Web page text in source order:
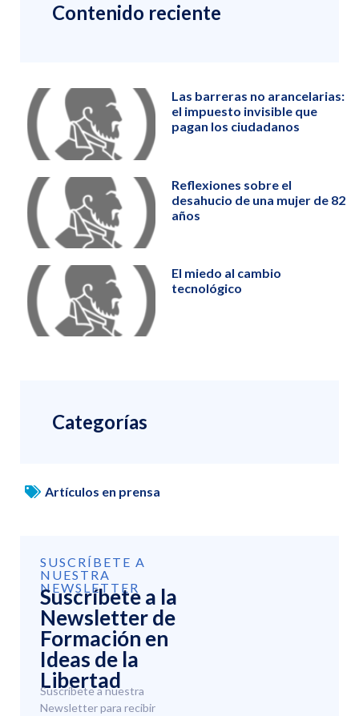
Contenido reciente
Las barreras no arancelarias:
el impuesto invisible que
pagan los ciudadanos
Reflexiones sobre el
desahucio de una mujer de 82
años
El miedo al cambio
tecnológico
Categorías
Artículos en prensa
SUSCRÍBETE A
NUESTRA
NEWSLETTER
Suscríbete a la
Newsletter de
Formación en
Ideas de la
Libertad
Suscríbete a nuestra
Newsletter para recibir